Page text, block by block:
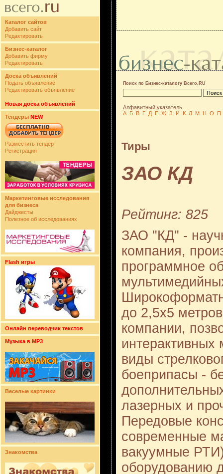
Каталог сайтов
Добавить сайт
Редактировать
Бизнес-каталог
Добавить фирму
Редактировать
Доска объявлений
Подать объявление
Редактировать объявление
Новая доска объявлений
Тендеры NEW
Разместить тендер
Регистрация
Маркетинговые исследования
для бизнеса
Дайджесты
Полезное об исследованиях
Flash игры
Онлайн переводчик текстов
Музыка в MP3
Веселые картинки
Знакомства
Поиск по Бизнес-каталогу Всего.RU
Алфавитный указатель
А Б В Г Д Е Ж З И К Л М Н О П
Тиры
ЗАО КД
Рейтинг: 825
ЗАО "КД" -
компания,
программное
до 2,5x5
компании,
интерактивных
виды
боеприпасы -
лазерных и
Передовые
современные
вакуумные
оборудованию